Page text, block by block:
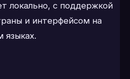
локально, с поддержкой
и интерфейсом на
языках.